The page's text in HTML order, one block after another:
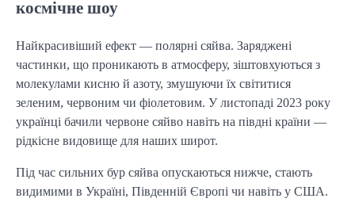
космічне шоу
Найкрасивіший ефект — полярні сяйва. Заряджені
частинки, що проникають в атмосферу, зіштовхуються з
молекулами кисню й азоту, змушуючи їх світитися
зеленим, червоним чи фіолетовим. У листопаді 2023 року
українці бачили червоне сяйво навіть на півдні країни —
рідкісне видовище для наших широт.
Під час сильних бур сяйва опускаються нижче, стають
видимими в Україні, Південній Європі чи навіть у США.